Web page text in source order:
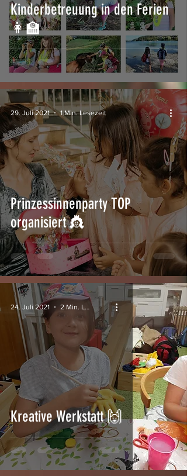
Kinderbetreuung in den Ferien
👩‍🏫
Prinzessinnenparty TOP
organisiert 👸
29. Juli 2021 1 Min. Lesezeit
Kreative Werkstatt 🙌
24. Juli 2021 2 Min. Lesezeit